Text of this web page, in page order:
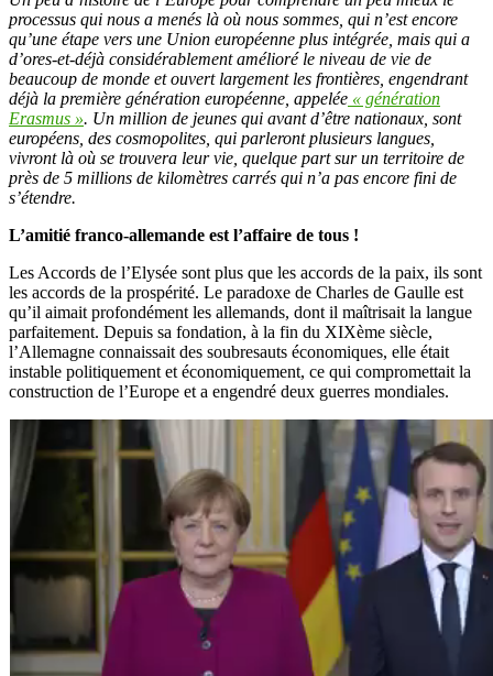
processus qui nous a menés là où nous sommes, qui n’est encore
qu’une étape vers une Union européenne plus intégrée, mais qui a
d’ores-et-déjà considérablement amélioré le niveau de vie de
beaucoup de monde et ouvert largement les frontières, engendrant
déjà la première génération européenne, appelée « génération
Erasmus ». Un million de jeunes qui avant d’être nationaux, sont
européens, des cosmopolites, qui parleront plusieurs langues,
vivront là où se trouvera leur vie, quelque part sur un territoire de
près de 5 millions de kilomètres carrés qui n’a pas encore fini de
s’étendre.
L’amitié franco-allemande est l’affaire de tous !
Les Accords de l’Elysée sont plus que les accords de la paix, ils sont
les accords de la prospérité. Le paradoxe de Charles de Gaulle est
qu’il aimait profondément les allemands, dont il maîtrisait la langue
parfaitement. Depuis sa fondation, à la fin du XIXème siècle,
l’Allemagne connaissait des soubresauts économiques, elle était
instable politiquement et économiquement, ce qui compromettait la
construction de l’Europe et a engendré deux guerres mondiales.